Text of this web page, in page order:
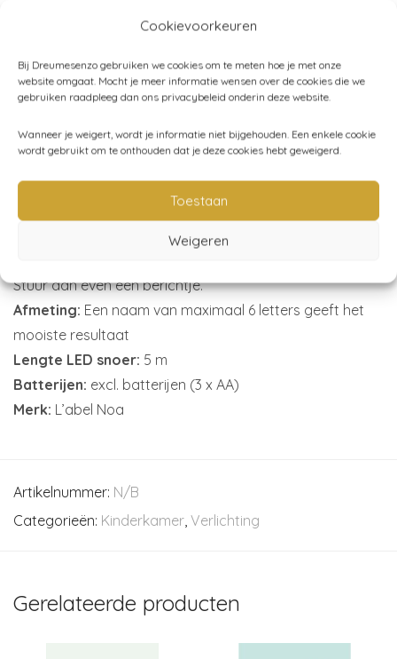
Cookievoorkeuren
Bij Dreumesenzo gebruiken we cookies om te meten hoe je met onze
website omgaat. Mocht je meer informatie wensen over de cookies die we
gebruiken raadpleeg dan ons privacybeleid onderin deze website.
Wanneer je weigert, wordt je informatie niet bijgehouden. Een enkele cookie
wordt gebruikt om te onthouden dat je deze cookies hebt geweigerd.
Toestaan
Weigeren
zwart en koper.
Het maximum aantal letters voor het mooiste
Inclusief (onzichtbaar) ophangsnoer.
Stuur dan even een berichtje.
Afmeting: Een naam van maximaal 6 letters geeft het
mooiste resultaat
Lengte LED snoer: 5 m
Batterijen: excl. batterijen (3 x AA)
Merk: L’abel Noa
Artikelnummer: N/B
Categorieën: Kinderkamer, Verlichting
Gerelateerde producten